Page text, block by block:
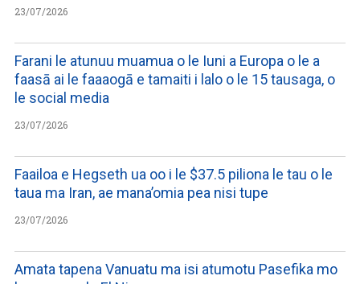
23/07/2026
Farani le atunuu muamua o le Iuni a Europa o le a
faasā ai le faaaogā e tamaiti i lalo o le 15 tausaga, o
le social media
23/07/2026
Faailoa e Hegseth ua oo i le $37.5 piliona le tau o le
taua ma Iran, ae mana’omia pea nisi tupe
23/07/2026
Amata tapena Vanuatu ma isi atumotu Pasefika mo